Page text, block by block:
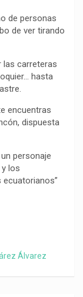
de personas
de ver tirando
las carreteras
hasta
encuentras
dispuesta
personaje
y los
Álvarez